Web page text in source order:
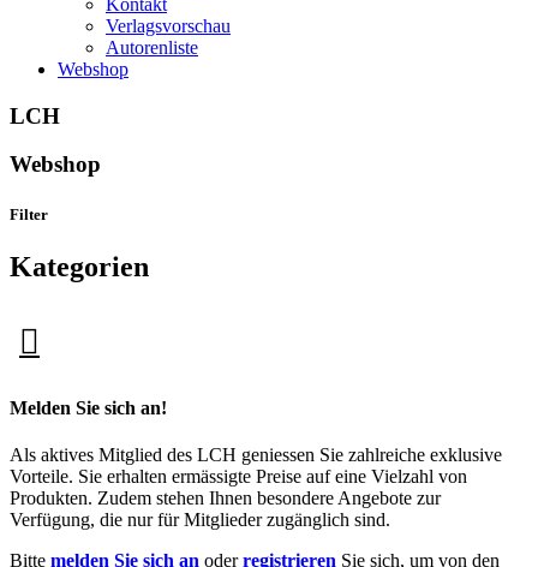
Kontakt
Verlagsvorschau
Autorenliste
Webshop
LCH
Webshop
Filter
Kategorien
Melden Sie sich an!
Als aktives Mitglied des LCH geniessen Sie zahlreiche exklusive
Vorteile. Sie erhalten ermässigte Preise auf eine Vielzahl von
Produkten. Zudem stehen Ihnen besondere Angebote zur
Verfügung, die nur für Mitglieder zugänglich sind.
Bitte melden Sie sich an oderregistrieren Sie sich, um von den